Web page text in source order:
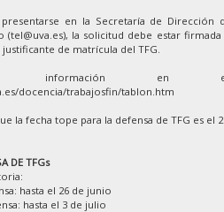
en la Secretaría de Dirección
la solicitud debe estar
de matrícula del TFG.
información en
docencia/trabajosfin/tablon.htm
la fecha tope para la defensa de TFG es el
DE TFGs
hasta el 26 de junio
hasta el 3 de julio